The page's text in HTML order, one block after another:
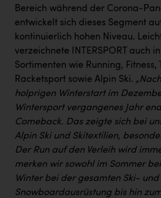
SCRI - Salzburg Cancer Research
Schwingshandl - automation
Smurfit Westrock Nettingsdorf
TCL
TGW Logistics
TRAILOMAT & Cycling Austria
VERITAS
Bereich während der Corona-
entwickelt sich dieses Segment
kontinuierlich hohen Niveau.
verzeichnete INTERSPORT auch
Sortimenten wie Running, Fitness,
Racketsport sowie Alpin Ski.
holprigen Winterstart im
Wintersport vergangenes Jahr
Comeback. Das zeigte sich bei
Alpin Ski und Skitextilien,
Der Run auf den Verleih wird
merken wir sowohl im Sommer
Winter bei der gesamten Ski- und
Snowboardausrüstung bis hin